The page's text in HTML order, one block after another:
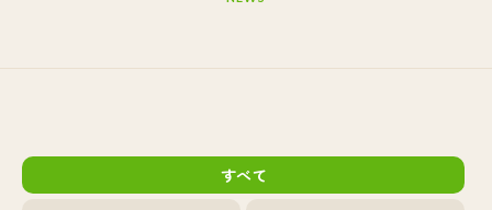
すべて